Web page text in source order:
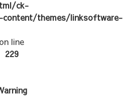
ck-
content/themes/linksoftware-
on line
229